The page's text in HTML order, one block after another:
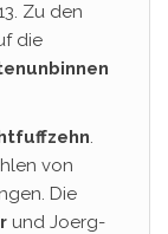
Zu den
die
.
von
Die
und Joerg-